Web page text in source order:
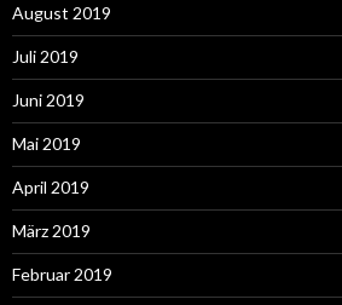
August 2019
Juli 2019
Juni 2019
Mai 2019
April 2019
März 2019
Februar 2019